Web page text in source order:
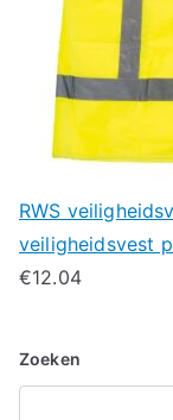
RWS
veiligheidsvest
€12.04
Zoeken